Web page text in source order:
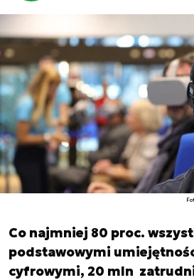
Co najmniej 80 proc.
podstawowymi
cyfrowymi, 20 mln